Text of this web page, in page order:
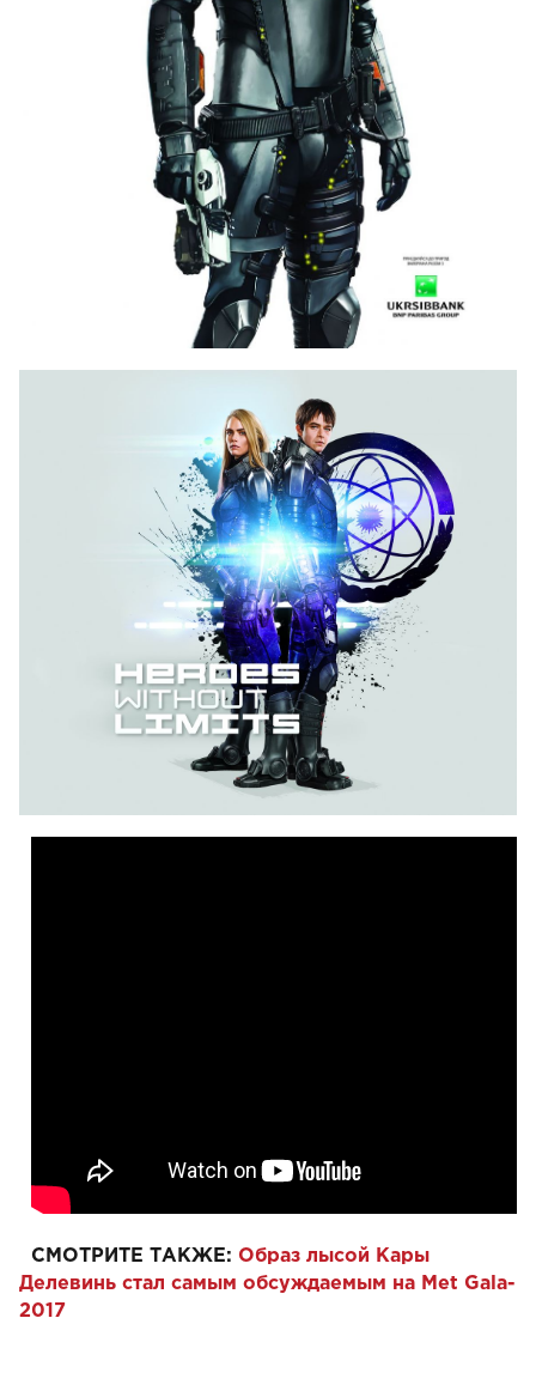
СМОТРИТЕ ТАКЖЕ: Образ лысой Кары
Делевинь стал самым обсуждаемым на Met Gala-
2017